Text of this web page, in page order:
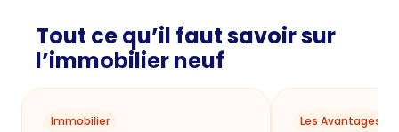
Tout ce qu’il faut savoir sur
l’immobilier neuf
Immobilier Les Avantages